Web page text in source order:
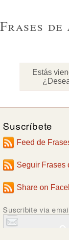
Frases de
Estás
Suscríbete
Feed de
Seguir Frases
Share on
Suscribite via email